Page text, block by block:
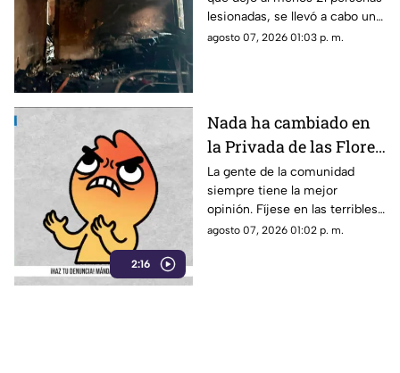
lesionadas, se llevó a cabo un
traslado aéreo de una de las
agosto 07, 2026 01:03 p. m.
2:16
Nada ha cambiado en
la Privada de las Flores
de Tepoztlán,
ciudadanos viven sin
pavimento ni drenaje
La gente de la comunidad
siempre tiene la mejor
opinión. Fíjese en las terribles
condiciones en las que viven
agosto 07, 2026 01:02 p. m.